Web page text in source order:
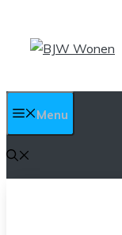
naar
Menu